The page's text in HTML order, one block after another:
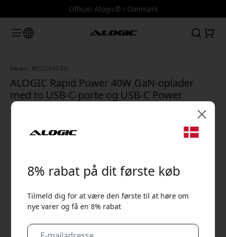
Officiel Alogic® i Danmark
Varenr.: WCG2X40-EU
ALOGIC Rapid Power 40W GaN-oplader
med to USB-C-porte og USB-C Power
Delivery til tablets og telefoner - Hvid
8% rabat på dit første køb
Tilmeld dig for at være den første til at høre om
nye varer og få en 8% rabat
🎉 Din rabatkode: